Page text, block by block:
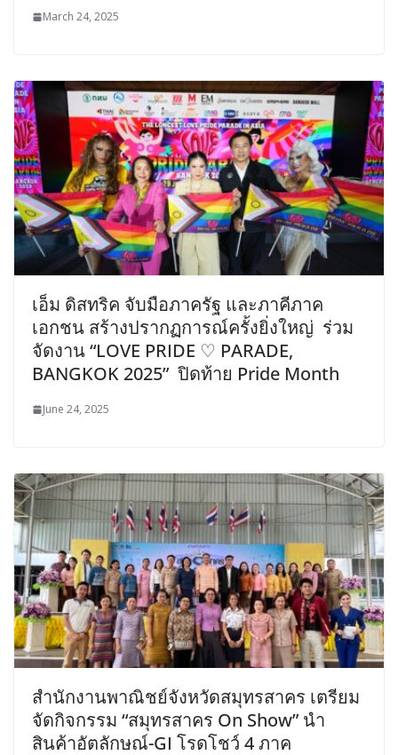
March 24, 2025
เอ็ม ดิสทริค จับมือภาครัฐ และภาคีภาค
เอกชน สร้างปรากฏการณ์ครั้งยิ่งใหญ่ ร่วม
จัดงาน “LOVE PRIDE ♡ PARADE,
BANGKOK 2025” ปิดท้าย Pride Month
June 24, 2025
สำนักงานพาณิชย์จังหวัดสมุทรสาคร เตรียม
จัดกิจกรรม “สมุทรสาคร On Show” นำ
สินค้าอัตลักษณ์-GI โรดโชว์ 4 ภาค